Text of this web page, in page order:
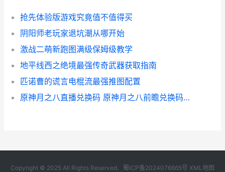
抢先体验版游戏究竟值不值得买
阴阳师老玩家退坑潮从哪开始
激战二萌新跑图满级保姆级教学
地平线西之绝境最强传奇武器获取指南
匹诺曹的谎言电棍流最强推图配置
原神月之八直播兑换码 原神月之八前瞻兑换码锦集
Copyright © 2025 All Rights Reserved. 蜀ICP备2024076665号 XML地图